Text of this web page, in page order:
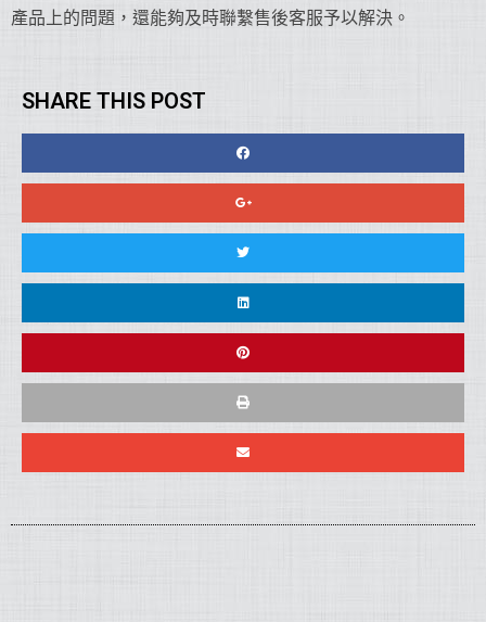
產品上的問題，還能夠及時聯繫售後客服予以解決。
SHARE THIS POST